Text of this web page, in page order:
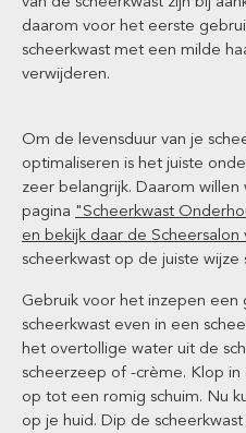
daarom voor het eerste
scheerkwast met een milde
verwijderen.
Om de levensduur van je
optimaliseren is het juiste
zeer belangrijk. Daarom
pagina "Scheerkwast
en bekijk daar de Scheersalon
scheerkwast op de juiste wijze
Gebruik voor het inzepen een
scheerkwast even in een
het overtollige water uit de
scheerzeep of -crème. Klop
op tot een romig schuim. Nu
op je huid. Dip de